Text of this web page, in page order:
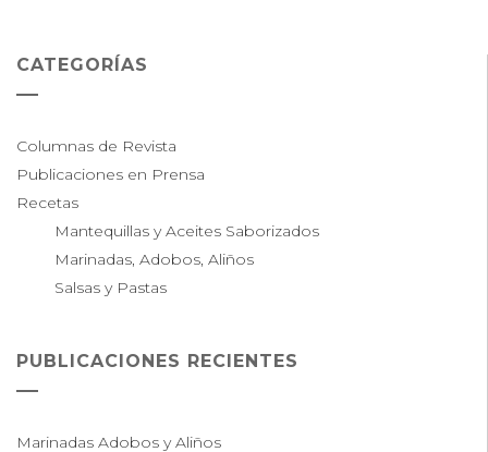
CATEGORÍAS
Columnas de Revista
Publicaciones en Prensa
Recetas
Mantequillas y Aceites Saborizados
Marinadas, Adobos, Aliños
Salsas y Pastas
PUBLICACIONES RECIENTES
Marinadas Adobos y Aliños